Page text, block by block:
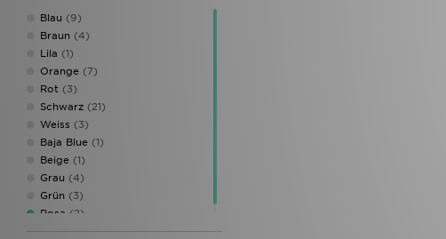
Blau (9)
Braun (4)
Lila (1)
Orange (7)
Rot (3)
Schwarz (21)
Weiss (3)
Baja Blue (1)
Beige (1)
Grau (4)
Grün (3)
Rosa (2)